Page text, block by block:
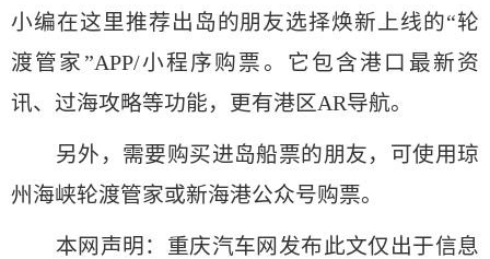
小编在这里推荐出岛的朋友选择焕新上线的“轮
渡管家”APP/小程序购票。它包含港口最新资
讯、过海攻略等功能，更有港区AR导航。
另外，需要购买进岛船票的朋友，可使用琼
州海峡轮渡管家或新海港公众号购票。
本网声明：重庆汽车网发布此文仅出于信息